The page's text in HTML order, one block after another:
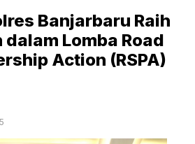
Banjarbaru Raih
Lomba Road
Action (RSPA)